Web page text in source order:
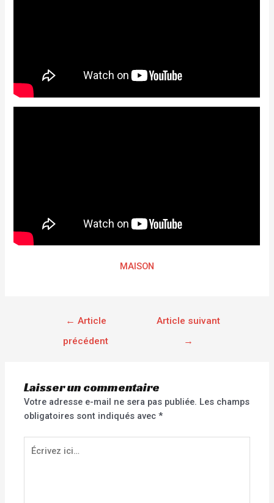
MAISON
← Article
précédent
Article suivant
→
Laisser un commentaire
Votre adresse e-mail ne sera pas publiée. Les champs
obligatoires sont indiqués avec*
Écrivez
ici…